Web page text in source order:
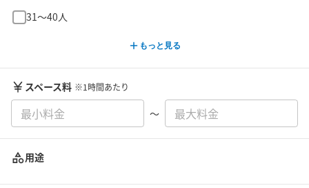
31〜40人
もっと見る
スペース料 ※1時間あたり
〜
用途